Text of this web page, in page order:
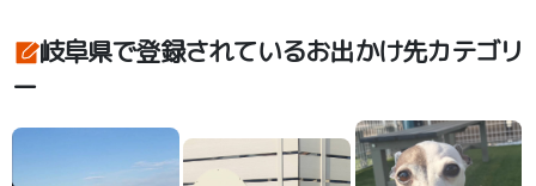
岐阜県で登録されているお出かけ先カテゴリ
ー